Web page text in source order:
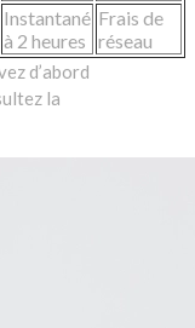
Instantané
à 2 heures
Frais de
réseau
d’abord
la